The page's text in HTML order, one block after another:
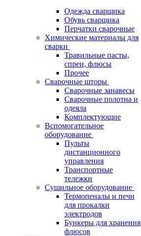
Одежда сварщика
Обувь сварщика
Перчатки сварочные
Химические материалы для
сварки
Травильные пасты,
спреи, флюсы
Прочее
Сварочные шторы
Сварочные занавесы
Сварочные полотна и
одеяла
Комплектующие
Вспомогательное
оборудование
Пульты
дистанционного
управления
Транспортные
тележки
Сушильное оборудование
Термопеналы и печи
для прокалки
электродов
Бункеры для хранения
флюсов